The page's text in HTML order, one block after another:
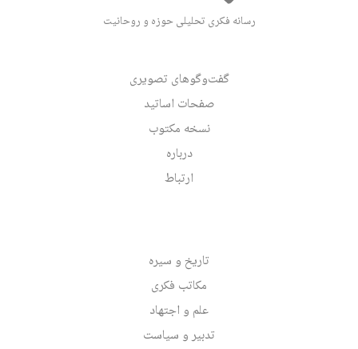
رسانه فکری تحلیلی حوزه و روحانیت
گفت‌وگوهای تصویری
صفحات اساتید
نسخه مکتوب
درباره
ارتباط
تاریخ و سیره
مکاتب فکری
علم و اجتهاد
تدبیر و سیاست